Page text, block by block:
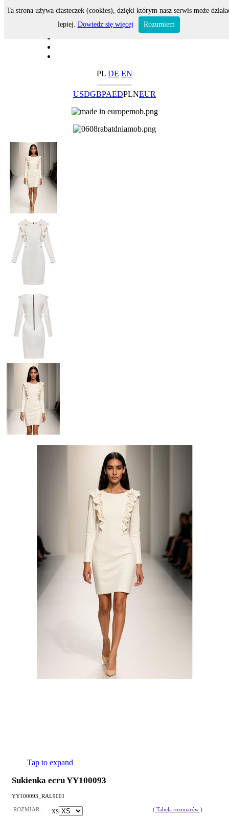
PL DE EN
USDGBPAEDPLNEUR
Tap to expand
Sukienka ecru YY100093
YY100093_RAL9001
ROZMIAR : XS
( Tabela rozmiarów )
Ta strona używa ciasteczek (cookies), dzięki którym nasz serwis może
lepiej. Dowiedz się więcej Rozumiem